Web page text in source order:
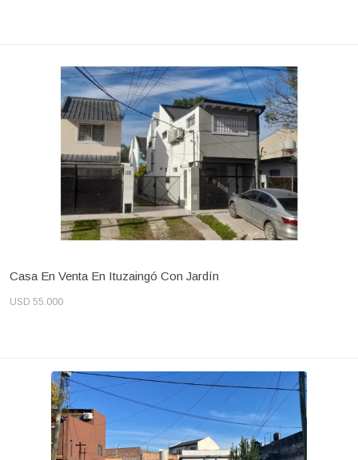
Casa En Venta En Ituzaingó Con Jardín
USD 55.000